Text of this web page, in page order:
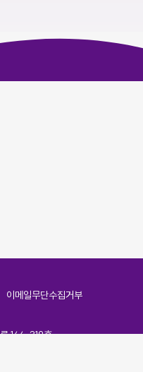
이메일무단수집거부
166, 319호